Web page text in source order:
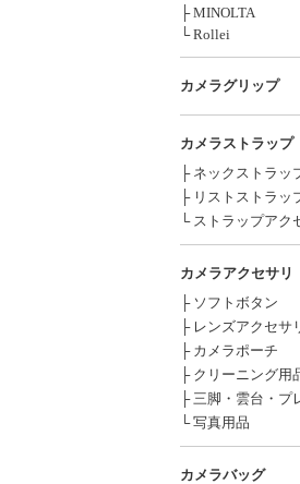
├ MINOLTA
└ Rollei
カメラグリップ
カメラストラップ
├ ネックストラッ
├ リストストラッ
└ ストラップアク
カメラアクセサリ
├ ソフトボタン
├ レンズアクセサ
├ カメラポーチ
├ クリーニング用
├ 三脚・雲台・プ
└ 写真用品
カメラバッグ